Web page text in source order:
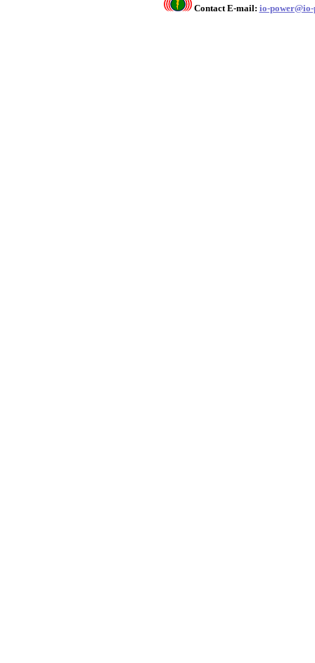
Contact E-mail: io-